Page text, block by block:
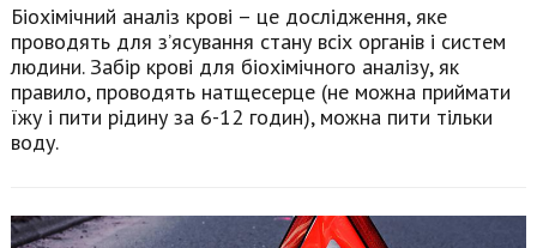
Біохімічний аналіз крові – це дослідження, яке
проводять для з’ясування стану всіх органів і систем
людини. Забір крові для біохімічного аналізу, як
правило, проводять натщесерце (не можна приймати
їжу і пити рідину за 6-12 годин), можна пити тільки
воду.